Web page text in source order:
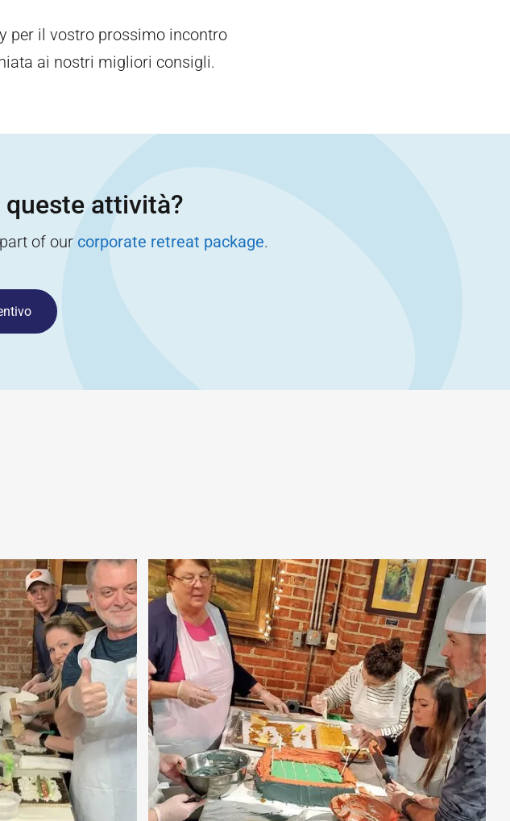
per il vostro prossimo incontro
ai nostri migliori consigli.
attività?
of our corporate retreat package.